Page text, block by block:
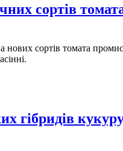
сортів
сортів томата
гібридів